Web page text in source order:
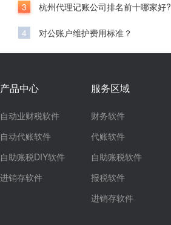
3 杭州代理记账公司排名前十哪家好?
4 对公账户维护费用标准？
产品中心
自动业财税软件
自动代账软件
自助账税DIY软件
进销存软件
服务区域
财务软件
代账软件
自助账税软件
报税软件
进销存软件